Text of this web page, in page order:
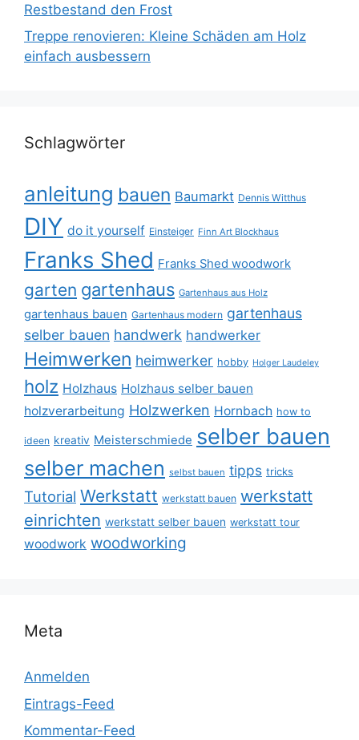
Restbestand den Frost
Treppe renovieren: Kleine Schäden am Holz
einfach ausbessern
Schlagwörter
anleitung bauen Baumarkt Dennis Witthus
DIY do it yourself Einsteiger Finn Art Blockhaus
Franks Shed Franks Shed woodwork
garten gartenhaus Gartenhaus aus Holz
gartenhaus bauen Gartenhaus modern gartenhaus
selber bauen handwerk handwerker
Heimwerken heimwerker hobby Holger Laudeley
holz Holzhaus Holzhaus selber bauen
holzverarbeitung Holzwerken Hornbach how to
ideen kreativ Meisterschmiede selber bauen
selber machen selbst bauen tipps tricks
Tutorial Werkstatt werkstatt bauen werkstatt
einrichten werkstatt selber bauen werkstatt tour
woodwork woodworking
Meta
Anmelden
Eintrags-Feed
Kommentar-Feed